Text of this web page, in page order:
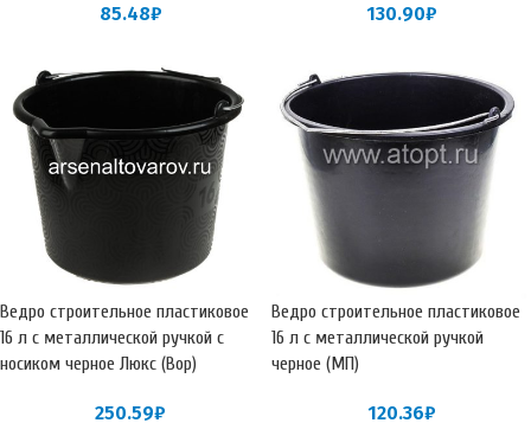
85.48₽ 130.90₽
Ведро строительное пластиковое
16 л с металлической ручкой с
носиком черное Люкс (Вор)
250.59₽
Ведро строительное пластиковое
16 л с металлической ручкой
черное (МП)
120.36₽